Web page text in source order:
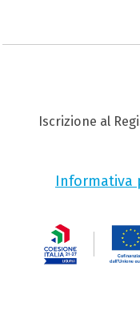
Iscrizione al
Informativa